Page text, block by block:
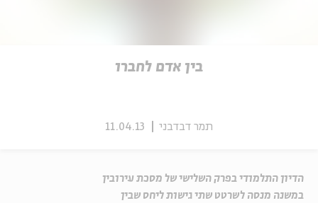
בין אדם לחברו
תמר דבדבני 11.04.13
הדיון התלמודי בפרק השלישי של מסכת עירובין
במשנה מנסה לשרטט שתי גישות ליחס שבין